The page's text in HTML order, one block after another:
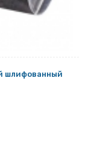
шлифованный